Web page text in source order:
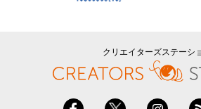
クリエイターズステーシ